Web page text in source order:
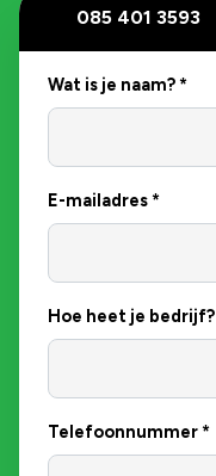
085 401 3593
Wat is je naam?*
E-mailadres*
Hoe heet je bedrijf?
Telefoonnummer*